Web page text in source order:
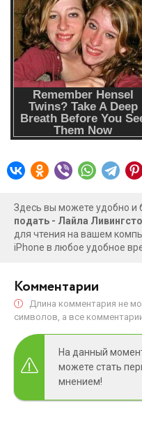
Здесь вы можете удобно и
подать - Лайла
для чтения на вашем
iPhone в любое удобное
Комментарии
Длина комментария не
символов, а все
На данный
можете стать
мнением!